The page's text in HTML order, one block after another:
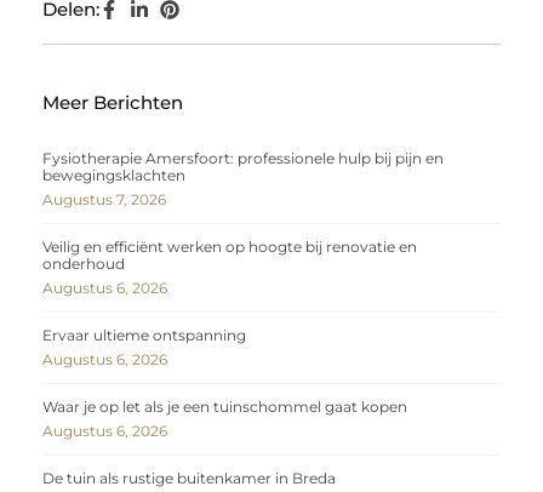
Delen:
Meer Berichten
Fysiotherapie Amersfoort: professionele hulp bij pijn en
bewegingsklachten
Augustus 7, 2026
Veilig en efficiënt werken op hoogte bij renovatie en
onderhoud
Augustus 6, 2026
Ervaar ultieme ontspanning
Augustus 6, 2026
Waar je op let als je een tuinschommel gaat kopen
Augustus 6, 2026
De tuin als rustige buitenkamer in Breda